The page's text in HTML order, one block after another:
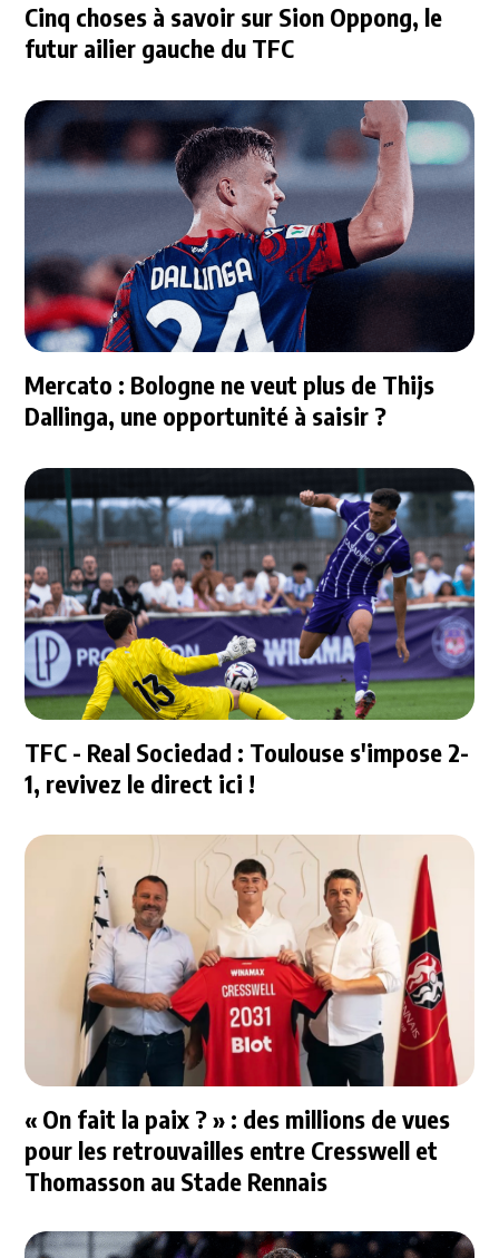
Cinq choses à savoir sur Sion Oppong, le
futur ailier gauche du TFC
Mercato : Bologne ne veut plus de Thijs
Dallinga, une opportunité à saisir ?
TFC - Real Sociedad : Toulouse s'impose 2-
1, revivez le direct ici !
« On fait la paix ? » : des millions de vues
pour les retrouvailles entre Cresswell et
Thomasson au Stade Rennais